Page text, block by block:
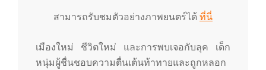
สามารถรับชมตัวอย่างภาพยนตร์ได้ ที่นี่
เมืองใหม่ ชีวิตใหม่ และการพบเจอกับลุค เด็ก
หนุ่มผู้ชื่นชอบความตื่นเต้นท้าทายและถูกหลอก